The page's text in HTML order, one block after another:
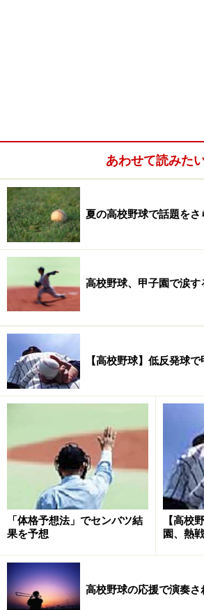
スター性はグンを抜く。少し前は早
った神宮球場をたった1人で満員に
ら、その魅力は計り知れない。プロ
ないが、肩、ヒジに故障なく大学生
ればその確率は高まるだろう。
いずれにしてもこの甲子園という大
は、人間的にもひと皮剥けるのは確
ロへ進んで成功するしないは、その
するだろうが、あの独特な雰囲気の
全国から注目されてプレーできたこ
る」と思うようになる。一説には東
といわれる甲子園出場を果たした選
け替えのない自信という「宝物」を
>> アメリカで甲子園に替わる
※記事内容は執筆時点のものです。最新の
1/2
あわせて読みた
夏の高校野球で話題をさ
高校野球、甲子園で涙す
【高校野球】低反発球
「体格予想法」でセンバツ結
果を予想
【高校
園、熱
高校野球の応援で演奏さ